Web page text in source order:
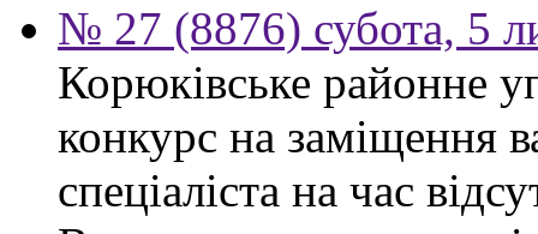
№ 27 (8876) субота, 5
Корюківське районне
конкурс на заміщення
спеціаліста на час